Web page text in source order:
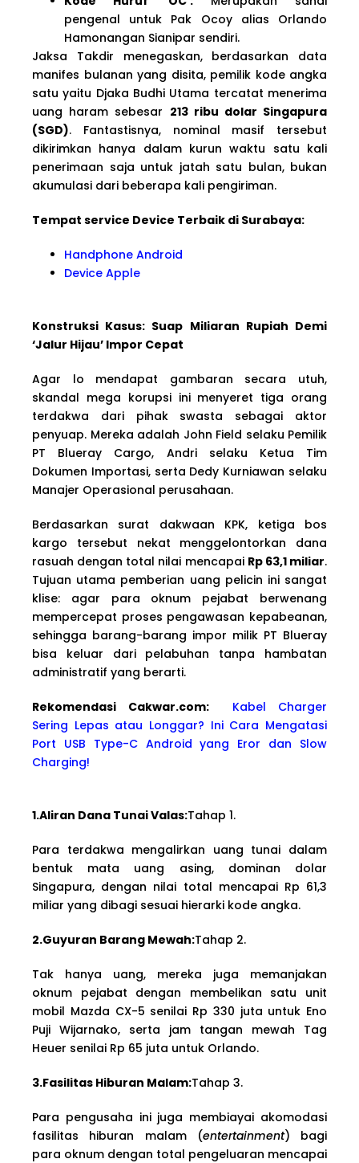
pengenal untuk Pak Ocoy alias Orlando
Hamonangan Sianipar sendiri.
Jaksa Takdir menegaskan, berdasarkan data
manifes bulanan yang disita, pemilik kode angka
satu yaitu Djaka Budhi Utama tercatat menerima
uang haram sebesar 213 ribu dolar Singapura
(SGD). Fantastisnya, nominal masif tersebut
dikirimkan hanya dalam kurun waktu satu kali
penerimaan saja untuk jatah satu bulan, bukan
akumulasi dari beberapa kali pengiriman.
Tempat service Device Terbaik di Surabaya:
Handphone Android
Device Apple
Konstruksi Kasus: Suap Miliaran Rupiah Demi
‘Jalur Hijau’ Impor Cepat
Agar lo mendapat gambaran secara utuh,
skandal mega korupsi ini menyeret tiga orang
terdakwa dari pihak swasta sebagai aktor
penyuap. Mereka adalah John Field selaku Pemilik
PT Blueray Cargo, Andri selaku Ketua Tim
Dokumen Importasi, serta Dedy Kurniawan selaku
Manajer Operasional perusahaan.
Berdasarkan surat dakwaan KPK, ketiga bos
kargo tersebut nekat menggelontorkan dana
rasuah dengan total nilai mencapai Rp 63,1 miliar.
Tujuan utama pemberian uang pelicin ini sangat
klise: agar para oknum pejabat berwenang
mempercepat proses pengawasan kepabeanan,
sehingga barang-barang impor milik PT Blueray
bisa keluar dari pelabuhan tanpa hambatan
administratif yang berarti.
Rekomendasi Cakwar.com: Kabel Charger
Sering Lepas atau Longgar? Ini Cara Mengatasi
Port USB Type-C Android yang Eror dan Slow
Charging!
1.Aliran Dana Tunai Valas:Tahap 1.
Para terdakwa mengalirkan uang tunai dalam
bentuk mata uang asing, dominan dolar
Singapura, dengan nilai total mencapai Rp 61,3
miliar yang dibagi sesuai hierarki kode angka.
2.Guyuran Barang Mewah:Tahap 2.
Tak hanya uang, mereka juga memanjakan
oknum pejabat dengan membelikan satu unit
mobil Mazda CX-5 senilai Rp 330 juta untuk Eno
Puji Wijarnako, serta jam tangan mewah Tag
Heuer senilai Rp 65 juta untuk Orlando.
3.Fasilitas Hiburan Malam:Tahap 3.
Para pengusaha ini juga membiayai akomodasi
fasilitas hiburan malam (entertainment) bagi
para oknum dengan total pengeluaran mencapai